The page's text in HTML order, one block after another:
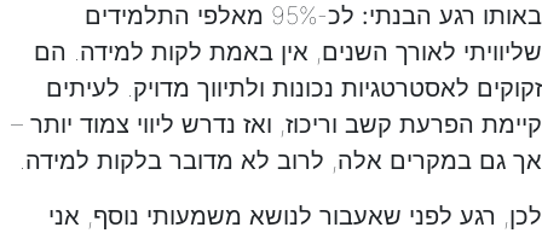
באותו רגע הבנתי:
לכ-95% מאלפי התלמידים
שליוויתי לאורך השנים, אין באמת לקות למידה. הם
זקוקים לאסטרטגיות נכונות ולתיווך מדויק. לעיתים
קיימת הפרעת קשב וריכוז, ואז נדרש ליווי צמוד יותר –
אך גם במקרים אלה, לרוב לא מדובר בלקות למידה.
לכן, רגע לפני שאעבור לנושא משמעותי נוסף, אני